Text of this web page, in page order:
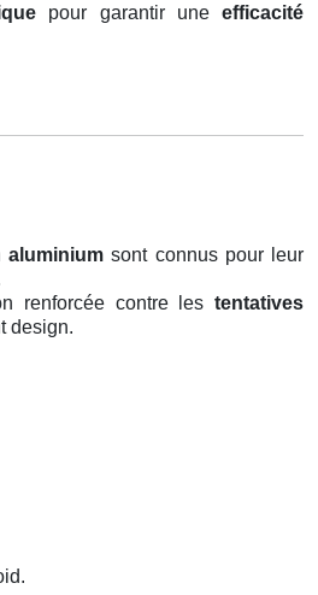
pour garantir uneefficacité
aluminium sont connus pour leur
renforcée contre les tentatives
design.